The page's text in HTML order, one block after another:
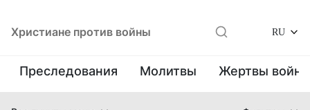
Христиане против войны RU
Преследования Молитвы Жертвы